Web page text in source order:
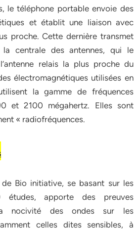
le téléphone portable envoie des
et établit une liaison avec
proche. Cette dernière transmet
centrale des antennes, qui le
relais la plus proche du
électromagnétiques utilisées en
la gamme de fréquences
et 2100 mégahertz. Elles sont
« radiofréquences.
Bio initiative, se basant sur les
études, apporte des preuves
nocivité des ondes sur les
celles dites sensibles, à